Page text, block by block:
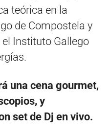
teórica en la
de Compostela y
Instituto Gallego
una cena gourmet,
y
set de Dj en vivo.